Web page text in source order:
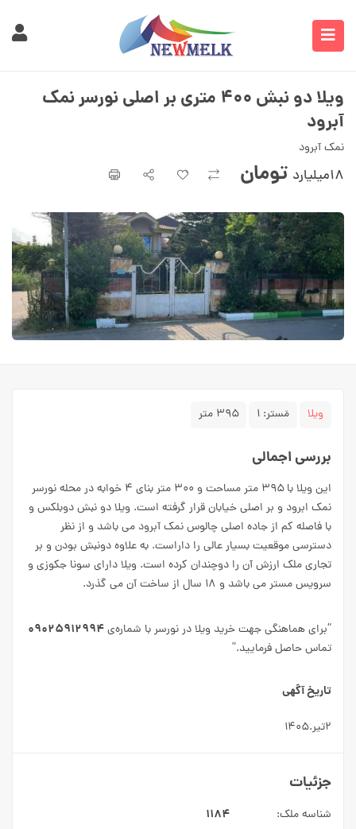
ویلا دو نبش ۴۰۰ متری بر اصلی نورسر نمک
آبرود
نمک آبرود
۱۸میلیارد تومان
ویلا مَستر: ۱ ۳۹۵ متر
بررسی اجمالی
این ویلا با ۳۹۵ متر مساحت و ۳۰۰ متر بنای ۴ خوابه در محله نورسر
نمک ابرود و بر اصلی خیابان قرار گرفته است. ویلا دو نبش دوبلکس و
با فاصله کم از جاده اصلی چالوس نمک آبرود می باشد و از نظر
دسترسی موقعیت بسیار عالی را داراست. به علاوه دونبش بودن و بر
تجاری ملک ارزش آن را دوچندان کرده است. ویلا دارای سونا جکوزی و
سرویس مستر می باشد و ۱۸ سال از ساخت آن می گذرد.
“برای هماهنگی جهت خرید ویلا در نورسر با شماره‌ی۰۹۰۲۵۹۱۲۹۹۴
تماس حاصل فرمایید.”
تاریخ آگهی
۲تیر.۱۴۰۵
جزئیات
شناسه ملک: ۱۱۸۴